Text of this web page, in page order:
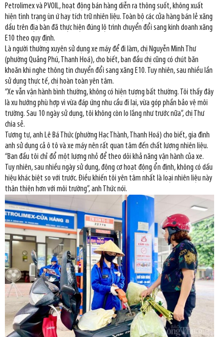
Petrolimex và PVOIL, hoạt động bán hàng diễn ra thông suốt, không xuất
hiện tình trạng ùn ứ hay tích trữ nhiên liệu. Toàn bộ các cửa hàng bán lẻ xăng
dầu trên địa bàn đã thực hiện đúng lộ trình chuyển đổi sang kinh doanh xăng
E10 theo quy định.
Là người thường xuyên sử dụng xe máy để đi làm, chị Nguyễn Minh Thư
(phường Quảng Phú, Thanh Hoá), cho biết, ban đầu chị cũng có chút băn
khoăn khi nghe thông tin chuyển đổi sang xăng E10. Tuy nhiên, sau nhiều lần
sử dụng thực tế, chị hoàn toàn yên tâm.
“Xe vẫn vận hành bình thường, không có hiện tượng bất thường. Tôi thấy đây
là xu hướng phù hợp vì vừa đáp ứng nhu cầu đi lại, vừa góp phần bảo vệ môi
trường. Sau 10 ngày sử dụng, tôi không còn lo lắng như trước nữa”, chị Thư
chia sẻ.
Tương tự, anh Lê Bá Thức (phường Hạc Thành, Thanh Hoá) cho biết, gia đình
anh sử dụng cả ô tô và xe máy nên rất quan tâm đến chất lượng nhiên liệu.
“Ban đầu tôi chỉ đổ một lượng nhỏ để theo dõi khả năng vận hành của xe.
Tuy nhiên, sau nhiều ngày sử dụng, động cơ hoạt động ổn định, không có dấu
hiệu khác biệt so với trước. Điều khiến tôi yên tâm nhất là loại nhiên liệu này
thân thiện hơn với môi trường”, anh Thức nói.